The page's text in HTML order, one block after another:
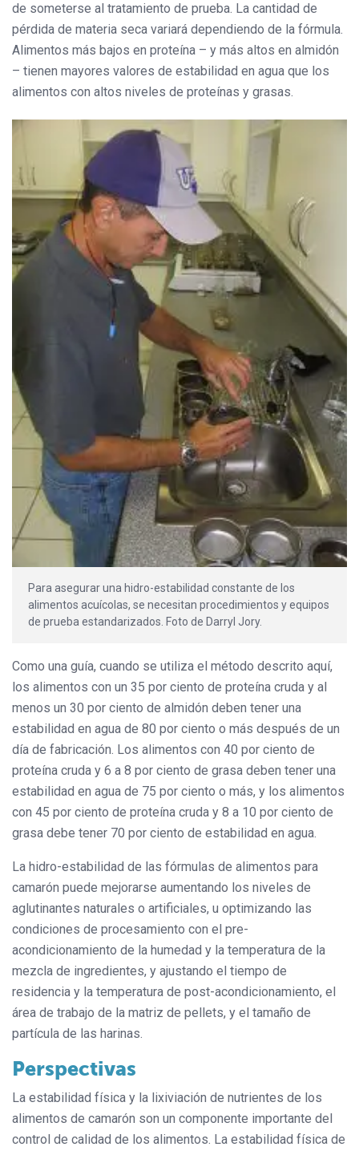
de someterse al tratamiento de prueba. La cantidad de
pérdida de materia seca variará dependiendo de la fórmula.
Alimentos más bajos en proteína – y más altos en almidón
– tienen mayores valores de estabilidad en agua que los
alimentos con altos niveles de proteínas y grasas.
Para asegurar una hidro-estabilidad constante de los
alimentos acuícolas, se necesitan procedimientos y equipos
de prueba estandarizados. Foto de Darryl Jory.
Como una guía, cuando se utiliza el método descrito aquí,
los alimentos con un 35 por ciento de proteína cruda y al
menos un 30 por ciento de almidón deben tener una
estabilidad en agua de 80 por ciento o más después de un
día de fabricación. Los alimentos con 40 por ciento de
proteína cruda y 6 a 8 por ciento de grasa deben tener una
estabilidad en agua de 75 por ciento o más, y los alimentos
con 45 por ciento de proteína cruda y 8 a 10 por ciento de
grasa debe tener 70 por ciento de estabilidad en agua.
La hidro-estabilidad de las fórmulas de alimentos para
camarón puede mejorarse aumentando los niveles de
aglutinantes naturales o artificiales, u optimizando las
condiciones de procesamiento con el pre-
acondicionamiento de la humedad y la temperatura de la
mezcla de ingredientes, y ajustando el tiempo de
residencia y la temperatura de post-acondicionamiento, el
área de trabajo de la matriz de pellets, y el tamaño de
partícula de las harinas.
Perspectivas
La estabilidad física y la lixiviación de nutrientes de los
alimentos de camarón son un componente importante del
control de calidad de los alimentos. La estabilidad física de